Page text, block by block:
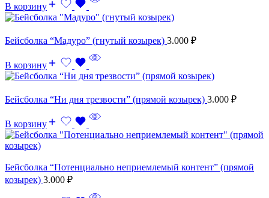
В корзину
Бейсболка “Мадуро” (гнутый козырек) 3.000 ₽
В корзину
Бейсболка “Ни дня трезвости” (прямой козырек) 3.000 ₽
В корзину
Бейсболка “Потенциально неприемлемый контент” (прямой
козырек) 3.000 ₽